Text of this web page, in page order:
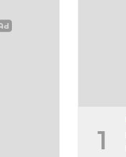
1